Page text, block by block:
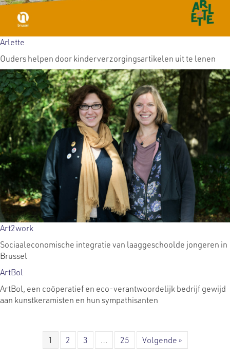
Arlette
Ouders helpen door kinderverzorgingsartikelen uit te lenen
Art2work
Sociaaleconomische integratie van laaggeschoolde jongeren in
Brussel
ArtBol
ArtBol, een coöperatief en eco-verantwoordelijk bedrijf gewijd
aan kunstkeramisten en hun sympathisanten
1 2 3 … 25 Volgende »